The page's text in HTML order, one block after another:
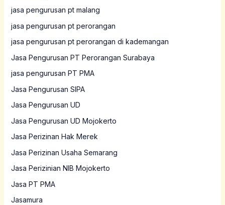
jasa pengurusan pt malang
jasa pengurusan pt perorangan
jasa pengurusan pt perorangan di kademangan
Jasa Pengurusan PT Perorangan Surabaya
jasa pengurusan PT PMA
Jasa Pengurusan SIPA
Jasa Pengurusan UD
Jasa Pengurusan UD Mojokerto
Jasa Perizinan Hak Merek
Jasa Perizinan Usaha Semarang
Jasa Perizinian NIB Mojokerto
Jasa PT PMA
Jasamura